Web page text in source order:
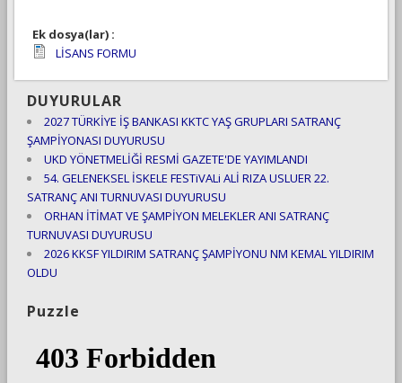
Ek dosya(lar) :
LİSANS FORMU
DUYURULAR
2027 TÜRKİYE İŞ BANKASI KKTC YAŞ GRUPLARI SATRANÇ
ŞAMPİYONASI DUYURUSU
UKD YÖNETMELİĞİ RESMİ GAZETE'DE YAYIMLANDI
54. GELENEKSEL İSKELE FESTiVALi ALİ RIZA USLUER 22.
SATRANÇ ANI TURNUVASI DUYURUSU
ORHAN İTİMAT VE ŞAMPİYON MELEKLER ANI SATRANÇ
TURNUVASI DUYURUSU
2026 KKSF YILDIRIM SATRANÇ ŞAMPİYONU NM KEMAL YILDIRIM
OLDU
Puzzle